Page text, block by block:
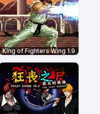
King of Fighters Wing 1.9